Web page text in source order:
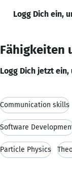
Logg Dich ein,
Fähigkeiten
Logg Dich jetzt
Communication skills
Software
Particle Physics